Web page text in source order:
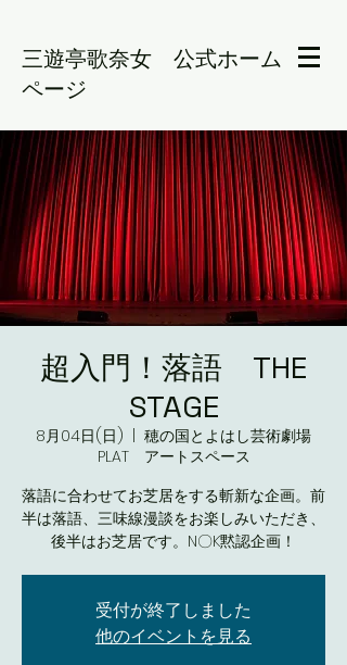
三遊亭歌奈女 公式ホーム
ページ
超入門！落語 THE
STAGE
8月04日(日)
穂の国とよはし芸術劇場
PLAT アートスペース
落語に合わせてお芝居をする斬新な企画。前
半は落語、三味線漫談をお楽しみいただき、
後半はお芝居です。N〇K黙認企画！
受付が終了しました
他のイベントを見る